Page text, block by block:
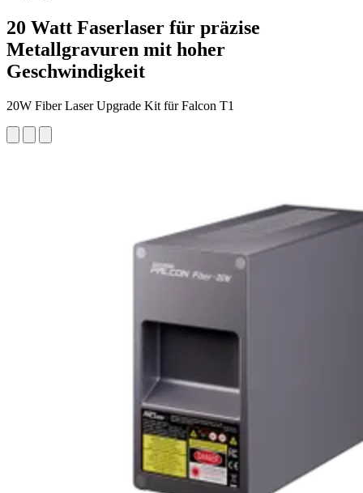
20 Watt Faserlaser für präzise
Metallgravuren mit hoher
Geschwindigkeit
20W Fiber Laser Upgrade Kit für Falcon T1